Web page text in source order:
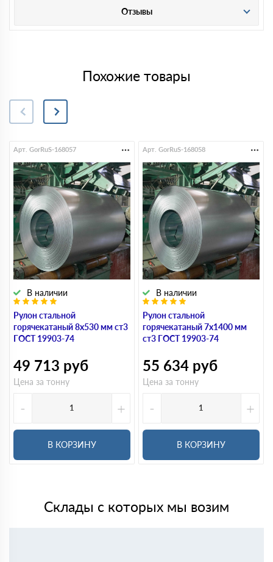
Отзывы
Похожие товары
Рулон стальной
горячекатаный 8х530 мм ст3
ГОСТ 19903-74
В наличии
Арт. GorRuS-168057
49 713 руб
Цена за тонну
- +
В КОРЗИНУ
Рулон стальной
горячекатаный 7х1400 мм
ст3 ГОСТ 19903-74
В наличии
Арт. GorRuS-168058
55 634 руб
Цена за тонну
- +
В КОРЗИНУ
Склады с которых мы возим